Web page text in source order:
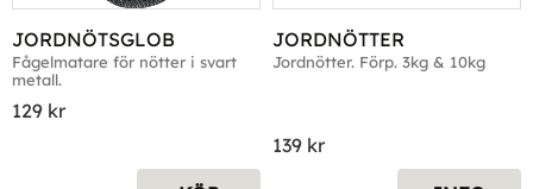
JORDNÖTSGLOB
Fågelmatare för nötter i svart
metall.
129 kr
JORDNÖTTER
Jordnötter. Förp. 3kg & 10kg
139 kr